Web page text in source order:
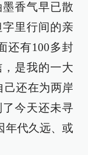
香气早已散
里行间的亲
还有100多封
是我的一大
己还在为两岸
今天还未寻
年代久远、或